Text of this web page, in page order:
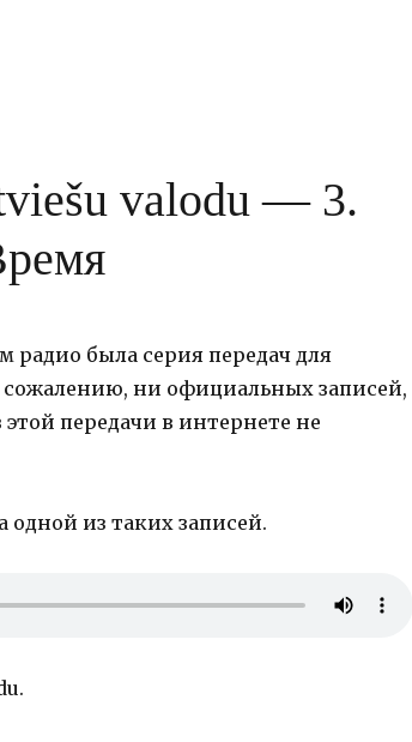
valodu — 3.
радио была серия передач для
ни официальных записей,
передачи в интернете не
из таких записей.